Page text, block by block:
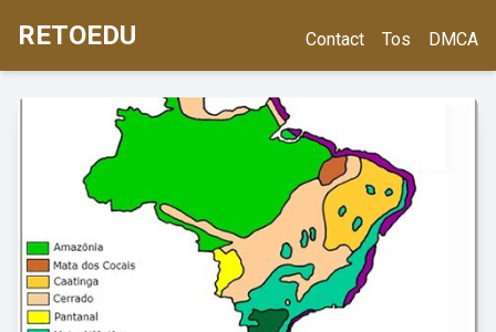
RETOEDU Contact Tos DMCA